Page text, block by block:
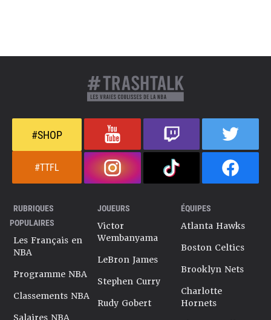
#SHOP
#TTFL
RUBRIQUES
POPULAIRES
Les Français en
NBA
Programme NBA
Classements NBA
Salaires NBA
JOUEURS
Victor
Wembanyama
LeBron James
Stephen Curry
Rudy Gobert
ÉQUIPES
Atlanta Hawks
Boston Celtics
Brooklyn Nets
Charlotte
Hornets